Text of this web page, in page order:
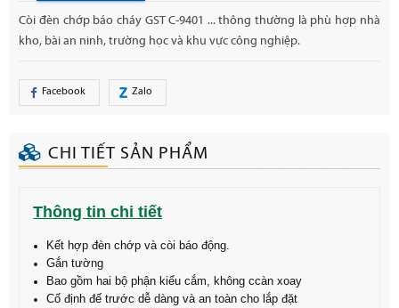
Còi đèn chớp báo cháy GST C-9401 ... thông thường là phù hợp nhà
kho, bài an ninh, trường học và khu vực công nghiệp.
Facebook Zalo
CHI TIẾT SẢN PHẨM
Thông tin chi tiết
Kết hợp đèn chớp và còi báo động.
Gắn tường
Bao gồm hai bộ phận kiểu cắm, không ccàn xoay
Cố định đế trước dễ dàng và an toàn cho lắp đặt